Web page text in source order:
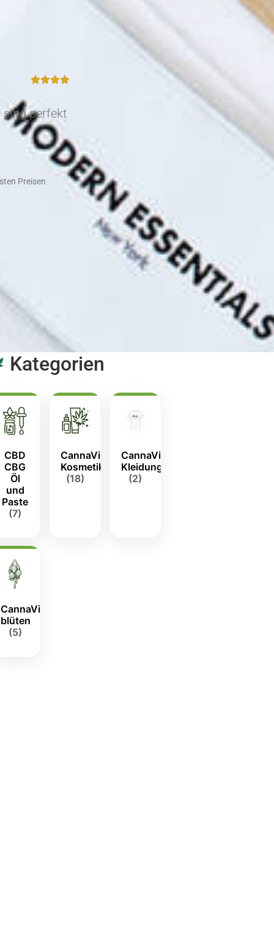
sind perfekt
Preisen
Kategorien
CBD
CBG
Öl
und
Paste
(7)
CannaVis-
Kosmetik
(18)
CannaVis
Kleidung
(2)
CannaVis
blüten
(5)